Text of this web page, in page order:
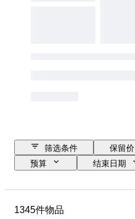
筛选条件 保留价
预算
结束日期
时期
1345件物品